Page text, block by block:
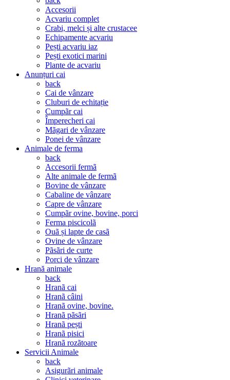
Accesorii
Acvariu complet
Crabi, melci și alte crustacee
Echipamente acvariu
Pești acvariu iaz
Pești exotici marini
Plante de acvariu
Anunțuri cai
back
Cai de vânzare
Cluburi de echitație
Cumpãr cai
Împerecheri cai
Mãgari de vânzare
Ponei de vânzare
Animale de ferma
back
Accesorii fermã
Alte animale de fermã
Bovine de vânzare
Cabaline de vânzare
Capre de vânzare
Cumpãr ovine, bovine, porci
Ferma piscicolã
Ouã și lapte de casã
Ovine de vânzare
Pãsãri de curte
Porci de vânzare
Hrană animale
back
Hranã cai
Hranã câini
Hranã ovine, bovine.
Hranã pãsãri
Hranã pești
Hranã pisici
Hranã rozãtoare
Servicii Animale
back
Asigurãri animale